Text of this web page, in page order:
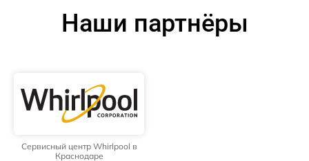
Наши партнёры
Сервисный центр Whirlpool в
Краснодаре